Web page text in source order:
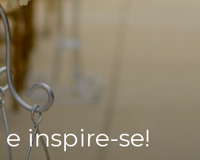
inspire-se!